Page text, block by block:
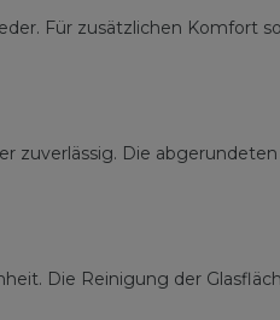
Für zusätzlichen Komfort
zuverlässig. Die
Die Reinigung der